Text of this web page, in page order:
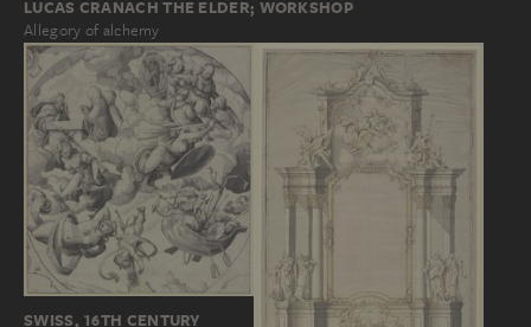
LUCAS CRANACH THE ELDER; WORKSHOP
Allegory of alchemy
SWISS, 16TH CENTURY